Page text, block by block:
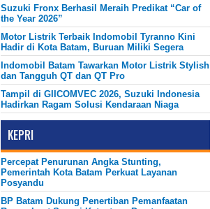
Suzuki Fronx Berhasil Meraih Predikat “Car of
the Year 2026”
Motor Listrik Terbaik Indomobil Tyranno Kini
Hadir di Kota Batam, Buruan Miliki Segera
Indomobil Batam Tawarkan Motor Listrik Stylish
dan Tangguh QT dan QT Pro
Tampil di GIICOMVEC 2026, Suzuki Indonesia
Hadirkan Ragam Solusi Kendaraan Niaga
KEPRI
Percepat Penurunan Angka Stunting,
Pemerintah Kota Batam Perkuat Layanan
Posyandu
BP Batam Dukung Penertiban Pemanfaatan